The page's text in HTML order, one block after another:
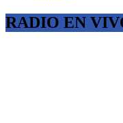
RADIO EN